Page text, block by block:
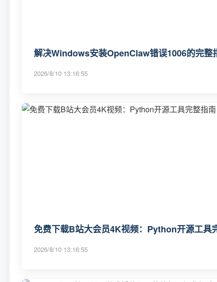
解决Windows安装OpenClaw错误1006的完整
2026/8/10 13:16:55
免费下载B站大会员4K视频：Python开源工具
2026/8/10 13:16:55